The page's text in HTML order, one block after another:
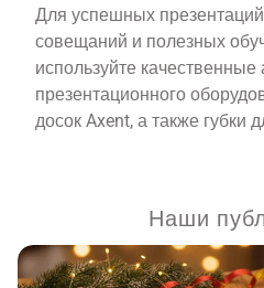
Для успешных
совещаний и полезных
используйте качественные
презентационного
досок Axent, а также губки
Наши